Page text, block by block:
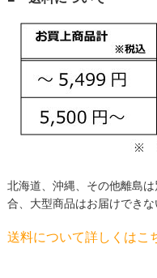
北海道、沖縄、その他離島は
合、大型商品はお届けできな
送料について詳しくはこ